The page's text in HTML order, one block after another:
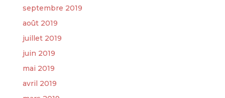
septembre 2019
août 2019
juillet 2019
juin 2019
mai 2019
avril 2019